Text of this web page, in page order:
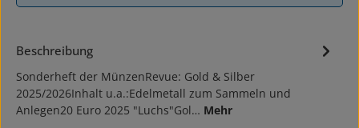
Beschreibung
Sonderheft der MünzenRevue: Gold & Silber
2025/2026Inhalt u.a.:Edelmetall zum Sammeln und
Anlegen20 Euro 2025 "Luchs"Gol… Mehr